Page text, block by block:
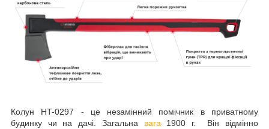
Колун HT-0297 - це незамінний помічник в приватному
будинку чи на дачі. Загальна вага 1900 г. Він відмінно